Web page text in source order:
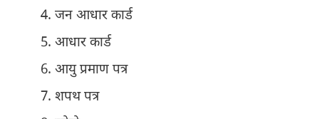
जन आधार कार्ड
आधार कार्ड
आयु प्रमाण पत्र
शपथ पत्र